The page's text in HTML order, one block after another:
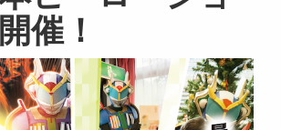
催！